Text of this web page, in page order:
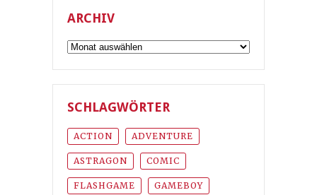
ARCHIV
Archiv
SCHLAGWÖRTER
ACTION ADVENTURE
ASTRAGON COMIC
FLASHGAME GAMEBOY